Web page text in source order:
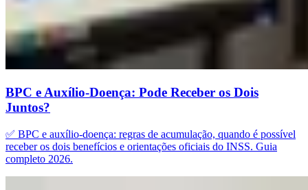
BPC e Auxílio-Doença: Pode Receber os Dois
Juntos?
✅ BPC e auxílio-doença: regras de acumulação, quando é possível
receber os dois benefícios e orientações oficiais do INSS. Guia
completo 2026.